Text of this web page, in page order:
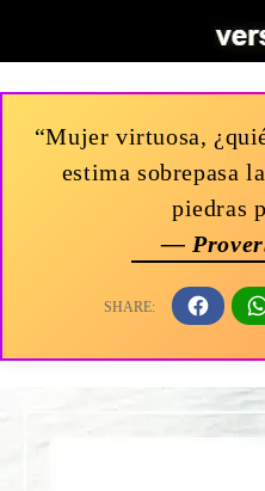
“Mujer virtuosa,
estima sobrepasa
piedras
—